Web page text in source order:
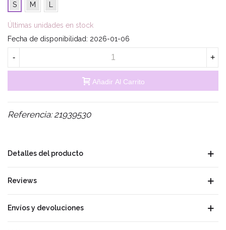
S
M L
Últimas unidades en stock
Fecha de disponibilidad: 2026-01-06
- +
Añadir Al Carrito
Referencia: 21939530
Detalles del producto
Reviews
Envíos y devoluciones